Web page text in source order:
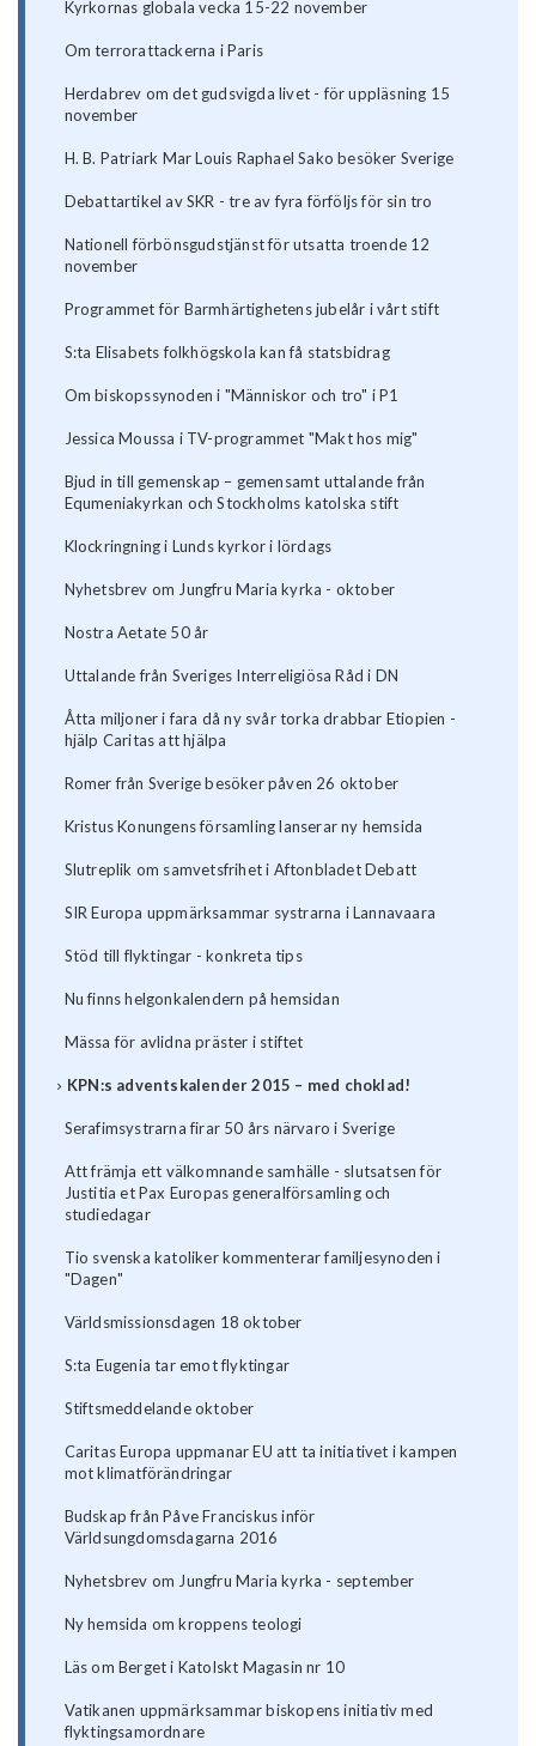
Kyrkornas globala vecka 15-22 november
Om terrorattackerna i Paris
Herdabrev om det gudsvigda livet - för uppläsning 15
november
H. B. Patriark Mar Louis Raphael Sako besöker Sverige
Debattartikel av SKR - tre av fyra förföljs för sin tro
Nationell förbönsgudstjänst för utsatta troende 12
november
Programmet för Barmhärtighetens jubelår i vårt stift
S:ta Elisabets folkhögskola kan få statsbidrag
Om biskopssynoden i "Människor och tro" i P1
Jessica Moussa i TV-programmet "Makt hos mig"
Bjud in till gemenskap – gemensamt uttalande från
Equmeniakyrkan och Stockholms katolska stift
Klockringning i Lunds kyrkor i lördags
Nyhetsbrev om Jungfru Maria kyrka - oktober
Nostra Aetate 50 år
Uttalande från Sveriges Interreligiösa Råd i DN
Åtta miljoner i fara då ny svår torka drabbar Etiopien -
hjälp Caritas att hjälpa
Romer från Sverige besöker påven 26 oktober
Kristus Konungens församling lanserar ny hemsida
Slutreplik om samvetsfrihet i Aftonbladet Debatt
SIR Europa uppmärksammar systrarna i Lannavaara
Stöd till flyktingar - konkreta tips
Nu finns helgonkalendern på hemsidan
Mässa för avlidna präster i stiftet
KPN:s adventskalender 2015 – med choklad!
Serafimsystrarna firar 50 års närvaro i Sverige
Att främja ett välkomnande samhälle - slutsatsen för
Justitia et Pax Europas generalförsamling och
studiedagar
Tio svenska katoliker kommenterar familjesynoden i
"Dagen"
Världsmissionsdagen 18 oktober
S:ta Eugenia tar emot flyktingar
Stiftsmeddelande oktober
Caritas Europa uppmanar EU att ta initiativet i kampen
mot klimatförändringar
Budskap från Påve Franciskus inför
Världsungdomsdagarna 2016
Nyhetsbrev om Jungfru Maria kyrka - september
Ny hemsida om kroppens teologi
Läs om Berget i Katolskt Magasin nr 10
Vatikanen uppmärksammar biskopens initiativ med
flyktingsamordnare